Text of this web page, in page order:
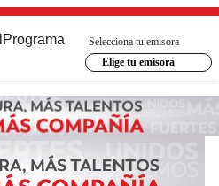
Programa
Selecciona tu emisora
Elige tu emisora